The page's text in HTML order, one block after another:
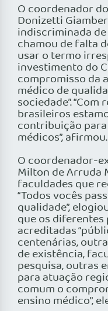
O coordenador
Donizetti
indiscriminada
chamou de falta
usar o termo
investimento do
compromisso da
médico de
sociedade”.
brasileiros
contribuição
médicos”, afirmou.
O coordenador-
Milton de Arruda
faculdades que
“Todos vocês
qualidade”,
que os
acreditadas
centenárias,
de existência,
pesquisa, outras
para atuação
comum o
ensino médico”,